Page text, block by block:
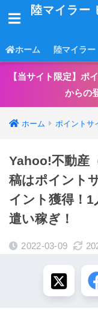
陸マイラー
ホーム 陸マイラー
【当サイト限定】ポ
からの
ホーム ポイントサ
Yahoo!不動産
稿はポイント
イント獲得！
遣い稼ぎ！
2022-03-09